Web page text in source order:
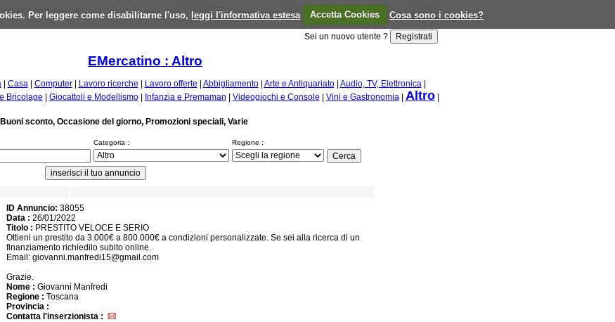
Per leggere come disabilitarne l'uso, leggi l'informativa estesa Accetta Cookies Cosa sono i cookies?
e compro, ... e
Email : Password: Ricordami
Sei un nuovo utente ?
EMercatino : Altro
| Casa| Computer| Lavoro ricerche Lavoro offerte Abbigliamento| Arte e Antiquariato| Audio, TV, Elettronica|
Bricolage Giocattoli e Modellismo| Infanzia e Premaman Videogiochi e Console Vini e Gastronomia| Altro|
sconto, Occasione del giorno, Promozioni speciali, Varie
Categoria : Regione :
ID Annuncio: 38055
Data : 26/01/2022
Titolo : PRESTITO VELOCE E SERIO
Ottieni un prestito da 3.000€ a 800.000€ a condizioni personalizzate. Se sei alla ricerca di un
finanziamento richiedilo subito online.
Email: giovanni.manfredi15@gmail.com
Grazie.
Nome : Giovanni Manfredi
Regione : Toscana
Provincia :
Contatta l'inserzionista :